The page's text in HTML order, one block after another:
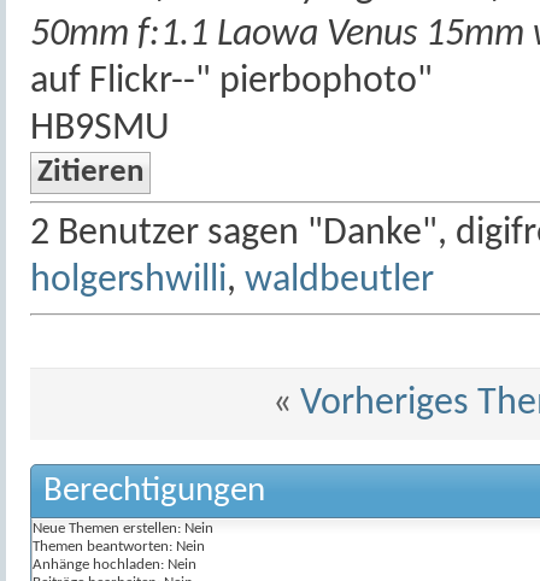
50mm f:1.1 Laowa Venus 15mm
auf Flickr--" pierbophoto"
HB9SMU
Zitieren
2 Benutzer sagen "Danke",
holgershwilli, waldbeutler
« Vorheriges
Berechtigungen
Neue Themen erstellen: Nein
Themen beantworten: Nein
Anhänge hochladen: Nein